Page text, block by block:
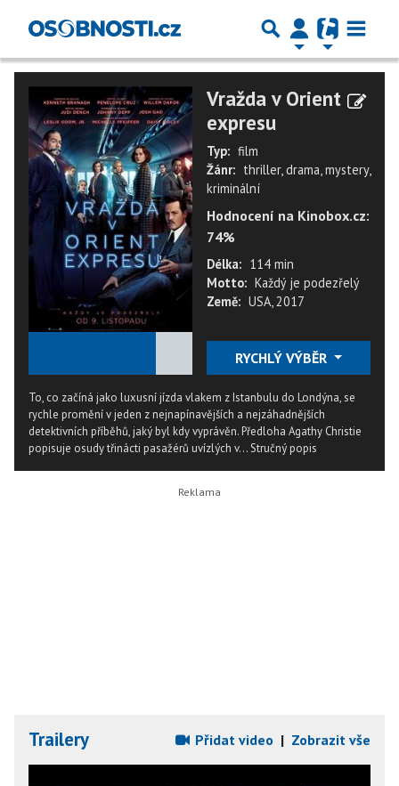
Vražda v Orient
expresu
Typ: film
Žánr: thriller, drama, mystery,
kriminální
Hodnocení na Kinobox.cz:
74%
Délka: 114 min
Motto: Každý je podezřelý
Země: USA, 2017
RYCHLÝ VÝBĚR
To, co začíná jako luxusní jízda vlakem z Istanbulu do Londýna, se
rychle promění v jeden z nejnapínavějších a nejzáhadnějších
detektivních příběhů, jaký byl kdy vyprávěn. Předloha Agathy Christie
popisuje osudy třinácti pasažérů uvízlých v...Stručný popis
Trailery Přidat video | Zobrazit vše